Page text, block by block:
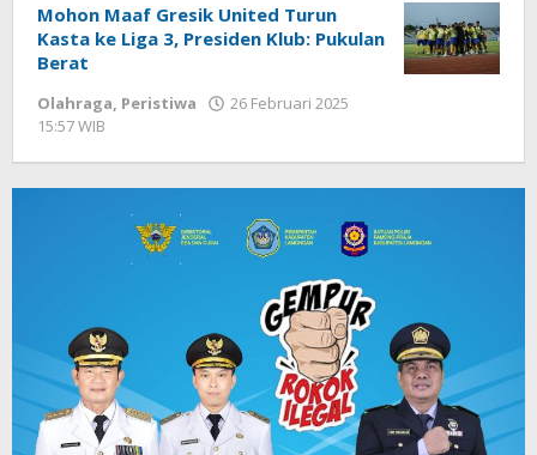
Mohon Maaf Gresik United Turun
Kasta ke Liga 3, Presiden Klub: Pukulan
Berat
Olahraga, Peristiwa
26 Februari 2025
15:57 WIB